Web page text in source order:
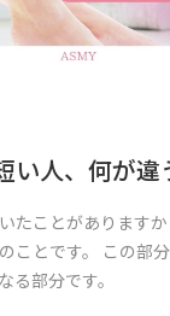
い人、何が違
たことがあります
ことです。 この部
る部分です。